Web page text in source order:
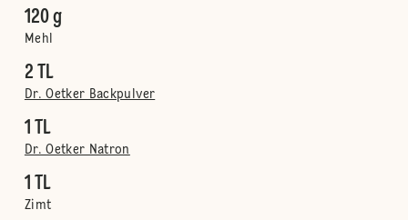
120 g
Mehl
2 TL
Dr. Oetker Backpulver
1 TL
Dr. Oetker Natron
1 TL
Zimt